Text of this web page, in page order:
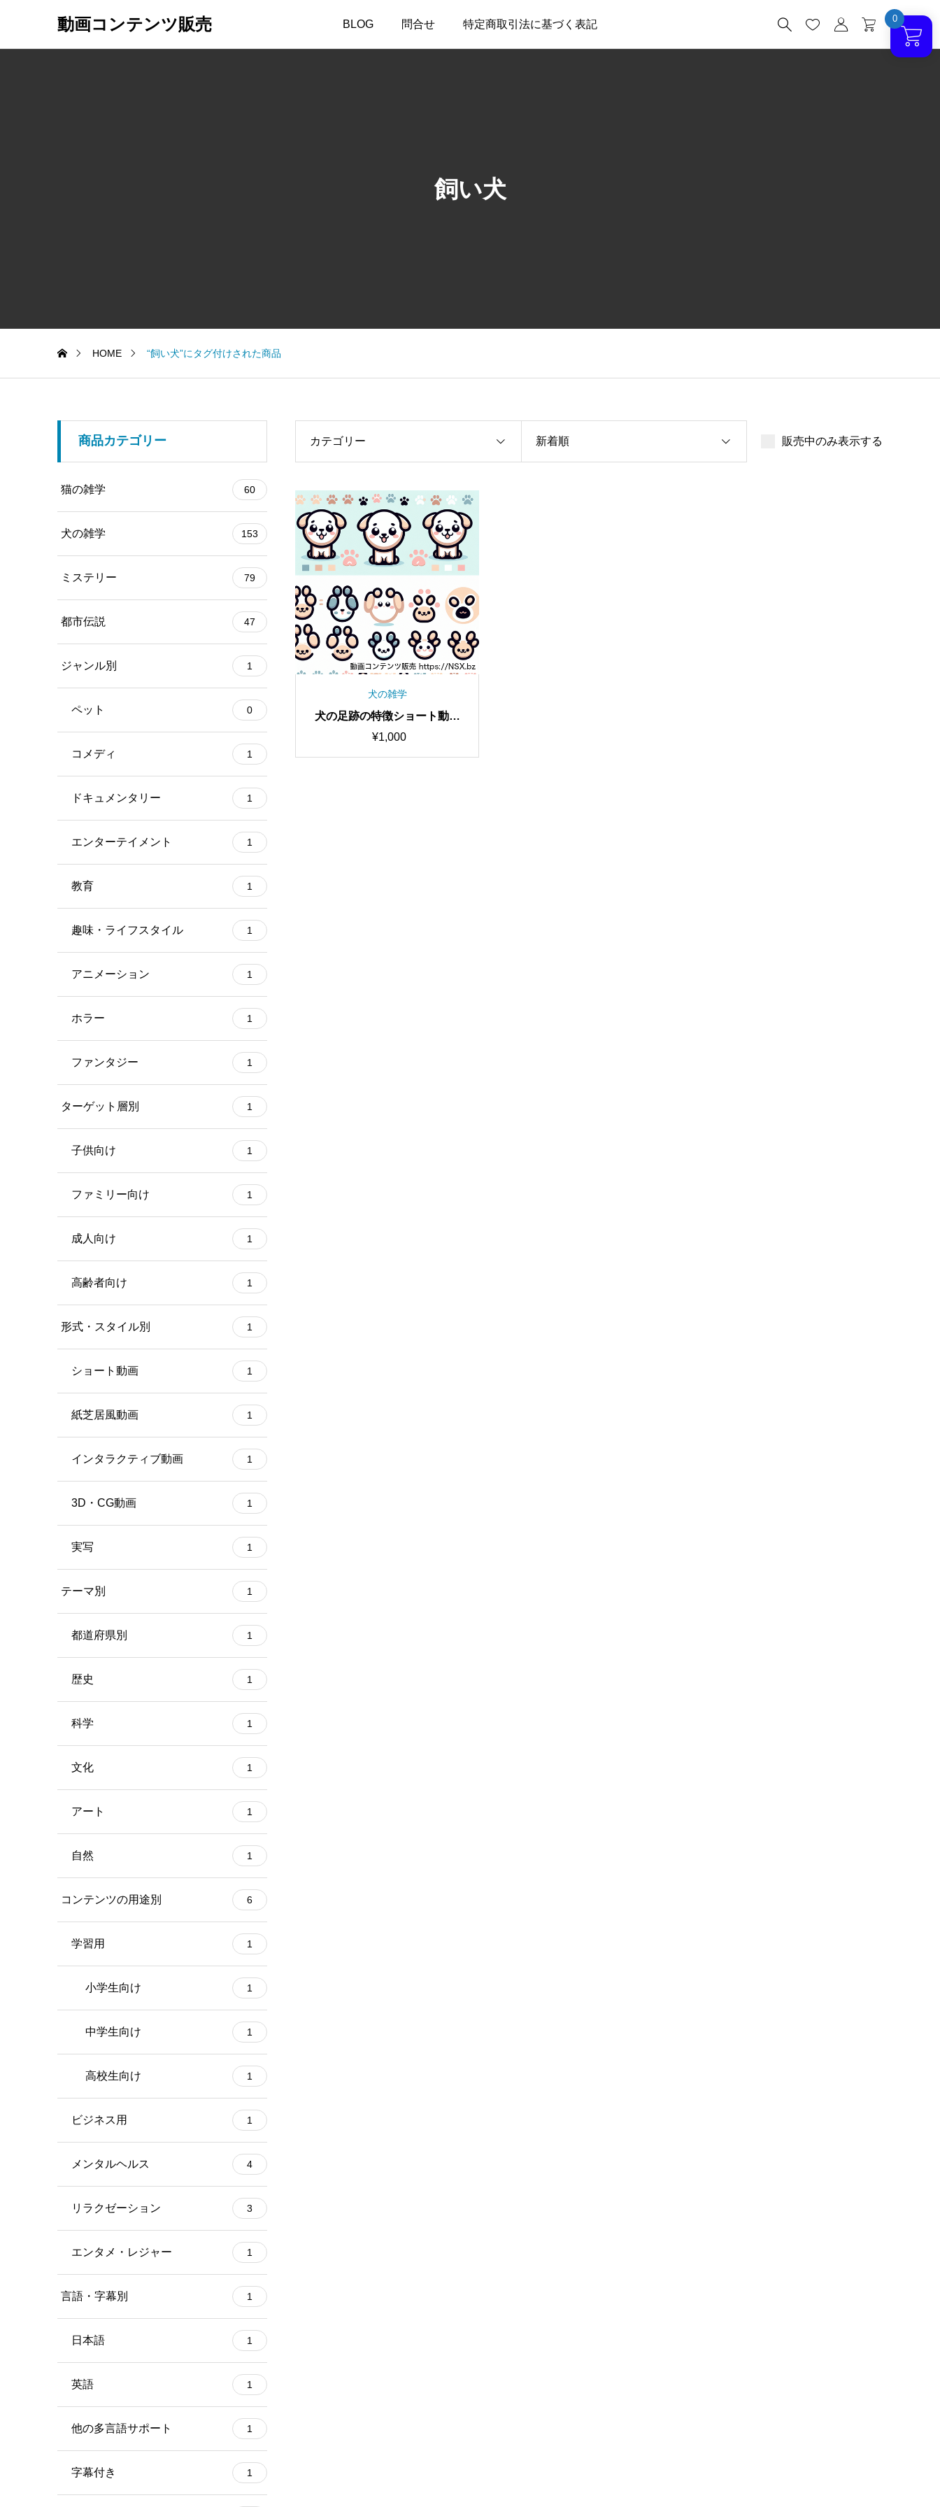
動画コンテンツ販売 BLOG 問合せ 特定商取引法に基づく表記    
飼い犬
HOME “飼い犬”にタグ付けされた商品
カテゴリー 新着順 販売中のみ表示する
犬の雑学
犬の足跡の特徴ショート動画
セット
¥1,000
商品カテゴリー
猫の雑学 60
犬の雑学 153
ミステリー 79
都市伝説 47
ジャンル別 1
ペット 0
コメディ 1
ドキュメンタリー 1
エンターテイメント 1
教育 1
趣味・ライフスタイル 1
アニメーション 1
ホラー 1
ファンタジー 1
ターゲット層別 1
子供向け 1
ファミリー向け 1
成人向け 1
高齢者向け 1
形式・スタイル別 1
ショート動画 1
紙芝居風動画 1
インタラクティブ動画 1
3D・CG動画 1
実写 1
テーマ別 1
都道府県別 1
歴史 1
科学 1
文化 1
アート 1
自然 1
コンテンツの用途別 6
学習用 1
小学生向け 1
中学生向け 1
高校生向け 1
ビジネス用 1
メンタルヘルス 4
リラクゼーション 3
エンタメ・レジャー 1
言語・字幕別 1
日本語 1
英語 1
他の多言語サポート 1
字幕付き 1
0